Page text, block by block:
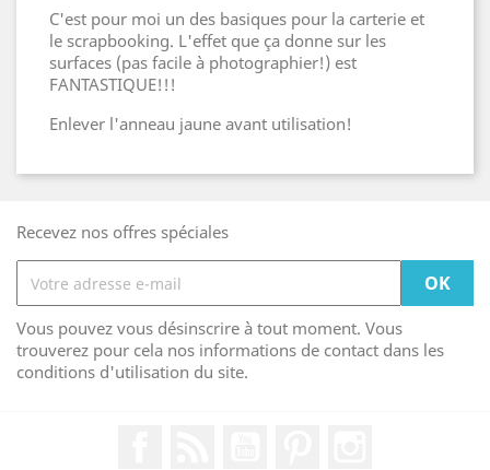
C'est pour moi un des basiques pour la carterie et
le scrapbooking. L'effet que ça donne sur les
surfaces (pas facile à photographier!) est
FANTASTIQUE!!!
Enlever l'anneau jaune avant utilisation!
Recevez nos offres spéciales
Vous pouvez vous désinscrire à tout moment. Vous
trouverez pour cela nos informations de contact dans les
conditions d'utilisation du site.